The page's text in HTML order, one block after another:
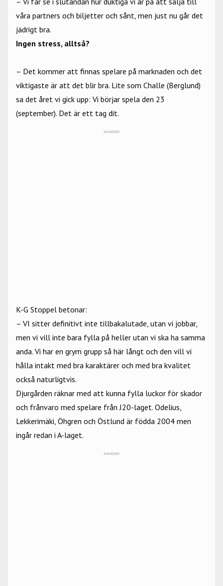
våra partners och biljetter och sånt, men just nu går det
jädrigt bra.
Ingen stress, alltså?
– Det kommer att finnas spelare på marknaden och det
viktigaste är att det blir bra. Lite som Challe (Berglund)
sa det året vi gick upp: Vi börjar spela den 23
(september). Det är ett tag dit.
ANNONS
K-G Stoppel betonar:
– VI sitter definitivt inte tillbakalutade, utan vi jobbar,
men vi vill inte bara fylla på heller utan vi ska ha samma
anda. Vi har en grym grupp så här långt och den vill vi
hålla intakt med bra karaktärer och med bra kvalitet
också naturligtvis.
Djurgården räknar med att kunna fylla luckor för skador
och frånvaro med spelare från J20-laget. Odelius,
Lekkerimäki, Öhgren och Östlund är födda 2004 men
ingår redan i A-laget.
ANNONS